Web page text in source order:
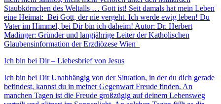
Staubkörnchen des Weltalls … Gott ist! Seit damals hat mein Leben
eine Heimat: Bei Gott, der nie vergeht. Ich werde ewig leben! Du
Vater im Himmel, bei Dir bin ich daheim! Autor: Dr. Herbert
Madinger: Gründer und langjährige Leiter der Katholischen
Glaubensinformation der Erzdiözese Wien
Ich bin bei Dir – Liebesbrief von Jesus
Ich bin bei Dir Unabhängig von der Situation, in der du dich gerade
befindest, kannst du in meiner Gegenwart Freude finden. An
manchen Tagen ist die Freude großzügig auf deinem Lebensweg